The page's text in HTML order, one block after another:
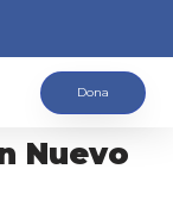
Dona
Nuevo